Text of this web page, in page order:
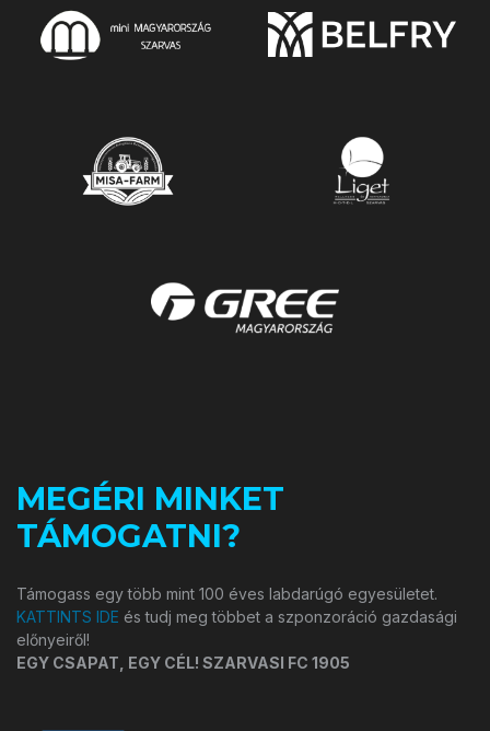
MEGÉRI MINKET
TÁMOGATNI?
Támogass egy több mint 100 éves labdarúgó egyesületet.
KATTINTS IDE és tudj meg többet a szponzoráció gazdasági
előnyeiről!
EGY CSAPAT, EGY CÉL! SZARVASI FC 1905